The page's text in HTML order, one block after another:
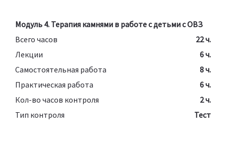
Модуль 4. Терапия камнями в работе с детьми с ОВЗ
Всего часов
22 ч.
Лекции
6 ч.
Самостоятельная работа
8 ч.
Практическая работа
6 ч.
Кол-во часов контроля
2 ч.
Тип контроля
Тест